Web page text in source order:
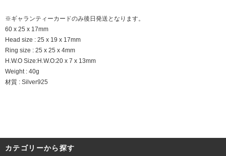
※ギャランティーカードのみ後日発送となります。
60 x 25 x 17mm
Head size : 25 x 19 x 17mm
Ring size : 25 x 25 x 4mm
H.W.O Size:H.W.O:20 x 7 x 13mm
Weight : 40g
材質 : Silver925
カテゴリーから探す